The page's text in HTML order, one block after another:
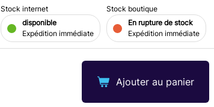
Ajouter au panier
Stock internet
disponible
Expédition immédiate
Stock boutique
En rupture de stock
Expédition immédiate